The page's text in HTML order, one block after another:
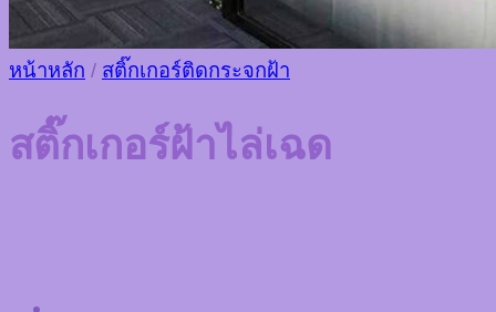
หน้าหลัก / สติ๊กเกอร์ติดกระจกฝ้า
สติ๊กเกอร์ฝ้าไล่เฉด